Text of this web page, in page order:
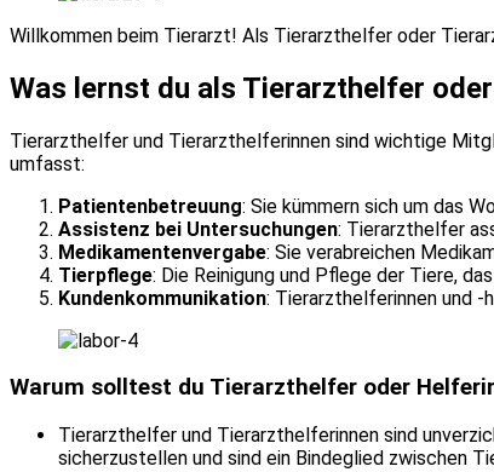
Willkommen beim Tierarzt! Als Tierarzthelfer oder
Was lernst du als Tierarzthelfer
Tierarzthelfer und Tierarzthelferinnen sind wichtige
umfasst:
Patientenbetreuung: Sie kümmern sich um das
Assistenz bei Untersuchungen: Tierarzthelfer
Medikamentenvergabe: Sie verabreichen
Tierpflege: Die Reinigung und Pflege der Tiere,
Kundenkommunikation: Tierarzthelferinnen und -
Warum solltest du Tierarzthelfer oder
Tierarzthelfer und Tierarzthelferinnen sind
sicherzustellen und sind ein Bindeglied zwischen